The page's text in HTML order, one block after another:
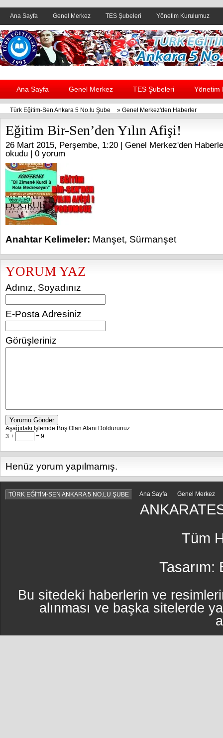
Ana Sayfa Genel Merkez TES Şubeleri Yönetim Kurulumuz
Header yanı reklam alanı
Ana Sayfa Genel Merkez TES Şubeleri Yönetim
Türk Eğitim-Sen Ankara 5 No.lu Şube » Genel Merkez'den Haberler
Eğitim Bir-Sen’den Yılın Afişi!
26 Mart 2015, Perşembe, 1:20 | Genel Merkez'den
okudu | 0 yorum
Anahtar Kelimeler: Manşet, Sürmanşet
YORUM YAZ
Adınız, Soyadınız
E-Posta Adresiniz
Görüşleriniz
Yorumu Gönder
Aşağıdaki İşlemde Boş Olan Alanı Doldurunuz.
3 +
= 9
Henüz yorum yapılmamış.
TÜRK EĞİTİM-SEN ANKARA 5 NO.LU ŞUBE Ana Sayfa Genel Merkez
Tüm
Tasarım:
Bu sitedeki haberlerin ve
alınması ve başka sitelerde